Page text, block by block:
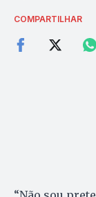
COMPARTILHAR